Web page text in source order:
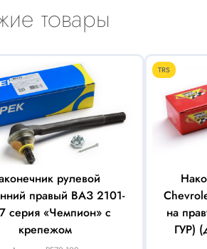
товары
рулевой
правый ВАЗ 2101-
серия «Чемпион» с
крепежом
TRS
на
ГУР)